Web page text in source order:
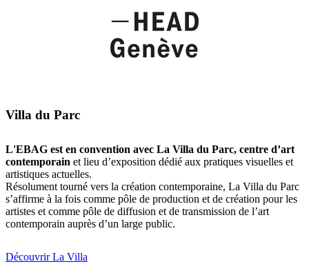
Villa du Parc
L'EBAG est en convention avec La Villa du Parc, centre d’art
contemporain et lieu d’exposition dédié aux pratiques visuelles et
artistiques actuelles.
Résolument tourné vers la création contemporaine, La Villa du Parc
s’affirme à la fois comme pôle de production et de création pour les
artistes et comme pôle de diffusion et de transmission de l’art
contemporain auprès d’un large public.
Découvrir La Villa